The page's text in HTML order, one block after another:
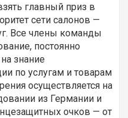
главный приз в
сети салонов —
Все члены команды
постоянно
знание
по услугам и товарам
осуществляется на
из Германии и
очков — от